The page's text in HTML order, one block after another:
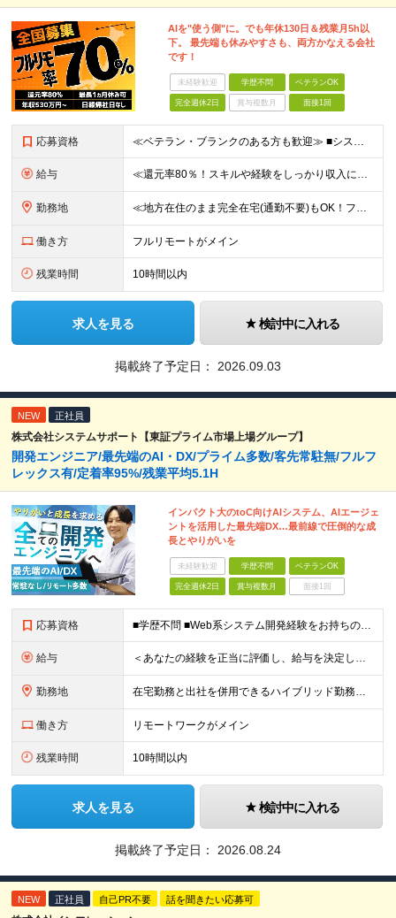
AIを"使う側"に。でも年休130日＆残業月5h以
下。 最先端も休みやすさも、両方かなえる会社
です！
未経験歓迎 学歴不問 ベテランOK
完全週休2日 賞与複数月 面接1回
応募資格 ≪ベテラン・ブランクのある方も歓迎≫ ■システム開発の実務経験をお持ちの方（言語・工程・年数不問） ■学歴不問 ≪こんな方はぜひご応募ください≫ □AIを武器に、市場価値を高めたい □AIツールを実
給与 ≪還元率80％！スキルや経験をしっかり収入に反映します≫ 年俸530万円以上＋業績賞与 ※スキル・経験を考慮の上、優遇いたします ※上記年俸を12分割し、月1回支給します ※上記年俸には固定残業代月
勤務地 ≪地方在住のまま完全在宅(通勤不要)もOK！フルリモート7割、ハイブリッド2割！≫ ご自宅でのリモートワーク、または東京都、神奈川、埼玉、千葉を中心とするお客様先での勤務 ■本社アクセス 東京都豊島
働き方 フルリモートがメイン
残業時間 10時間以内
求人を見る 検討中に入れる
掲載終了予定日： 2026.09.03
NEW 正社員
株式会社システムサポート【東証プライム市場上場グループ】
開発エンジニア/最先端のAI・DX/プライム多数/客先常駐無/フルフ
レックス有/定着率95%/残業平均5.1H
インパクト大のtoC向けAIシステム、AIエージェ
ントを活用した最先端DX…最前線で圧倒的な成
長とやりがいを
未経験歓迎 学歴不問 ベテランOK
完全週休2日 賞与複数月 面接1回
応募資格 ■学歴不問 ■Web系システム開発経験をお持ちの方 ★設計・開発経験～運用保守まで幅広く募集します ★Google Cloud・AWS・Azureなど、クラウド技術は問いませんが、経験・知見が深い方は
給与 ＜あなたの経験を正当に評価し、給与を決定します！＞ 想定年収450万円～1,000万円 └月給30万8000円～＋賞与年2回 ◎在宅勤務手当あり ◎交通費100％支給 ◎資格取得奨励制度(一時金/資格
勤務地 在宅勤務と出社を併用できるハイブリッド勤務！ （出社は週1～3日程度ですが、ご希望に合わせて柔軟に対応可能です。） ≪東京オフィス≫ 東京都新宿区西新宿2-6-1 新宿住友ビル26F ※(業務の変
働き方 リモートワークがメイン
残業時間 10時間以内
求人を見る 検討中に入れる
掲載終了予定日： 2026.08.24
NEW 正社員 自己PR不要 話を聞きたい応募可